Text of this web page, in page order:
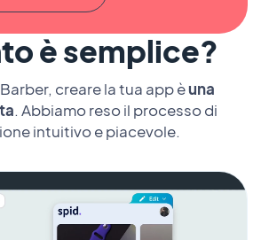
è semplice?
creare la tua app èuna
. Abbiamo reso il processo di
intuitivo e piacevole.